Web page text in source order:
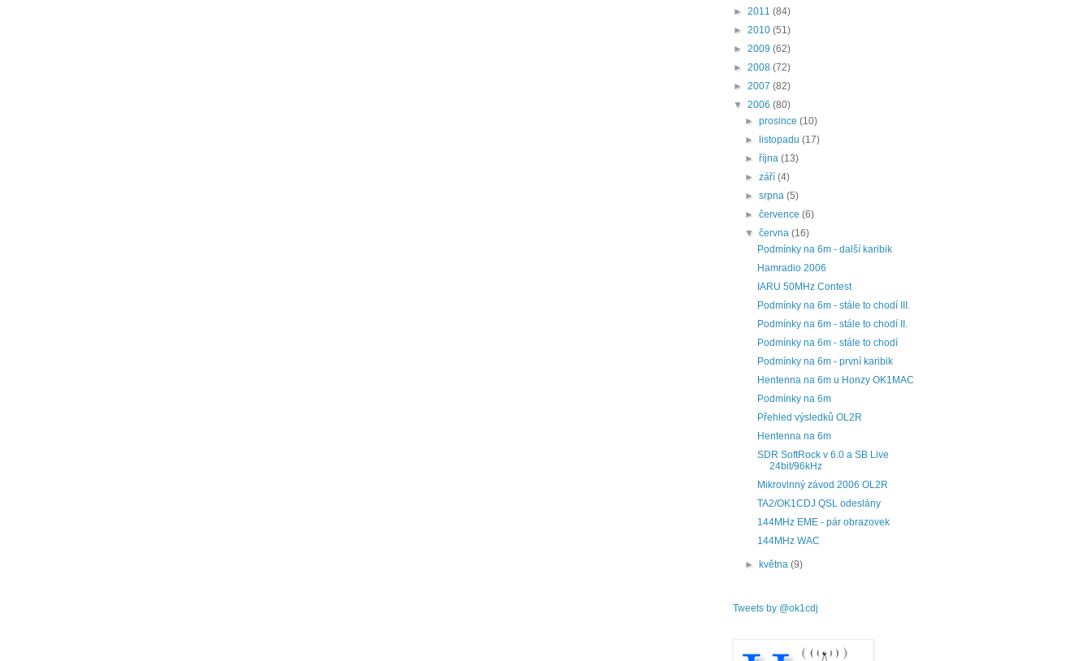
► 2011 (84)
► 2010 (51)
► 2009 (62)
► 2008 (72)
► 2007 (82)
▼ 2006 (80)
►prosince(10)
►
listopadu(17)
►října(13)
►září(4)
►srpna(5)
►července(6)
▼června(16)
Podmínky na 6m - další karibik
Hamradio 2006
IARU 50MHz Contest
Podmínky na 6m - stále to chodí III.
Podmínky na 6m - stále to chodí II.
Podmínky na 6m - stále to chodí
Podmínky na 6m - první karibik
Hentenna na 6m u Honzy OK1MAC
Podmínky na 6m
Přehled výsledků OL2R
Hentenna na 6m
SDR SoftRock v 6.0 a SB Live
24bit/96kHz
Mikrovlnný závod 2006 OL2R
TA2/OK1CDJ QSL odeslány
144MHz EME - pár obrazovek
144MHz WAC
► května(9)
Tweets by @ok1cdj